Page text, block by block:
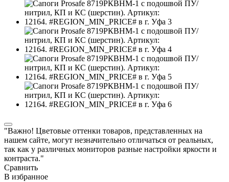
"Важно! Цветовые оттенки товаров, представленных на
нашем сайте, могут незначительно отличаться от реальных,
так как у различных мониторов разные настройки яркости и
контраста."
Сравнить
В избранное